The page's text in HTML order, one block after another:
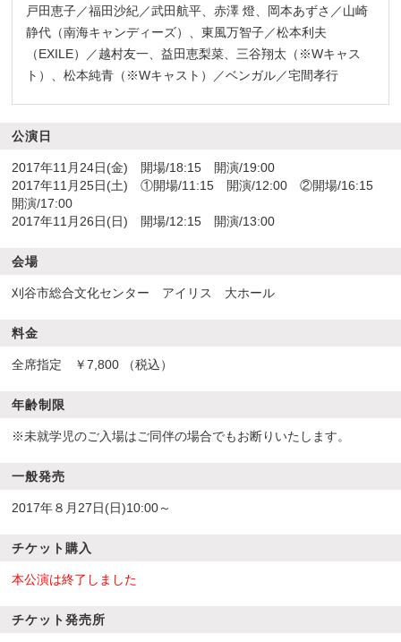
戸田恵子／福田沙紀／武田航平、赤澤 燈、岡本あずさ／山崎
静代（南海キャンディーズ）、東風万智子／松本利夫
（EXILE）／越村友一、益田恵梨菜、三谷翔太（※Wキャス
ト）、松本純青（※Wキャスト）／ベンガル／宅間孝行
公演日
2017年11月24日(金) 開場/18:15 開演/19:00
2017年11月25日(土) ①開場/11:15 開演/12:00 ②開場/16:15
開演/17:00
2017年11月26日(日) 開場/12:15 開演/13:00
会場
刈谷市総合文化センター アイリス 大ホール
料金
全席指定 ￥7,800 （税込）
年齢制限
※未就学児のご入場はご同伴の場合でもお断りいたします。
一般発売
2017年８月27日(日)10:00～
チケット購入
本公演は終了しました
チケット発売所